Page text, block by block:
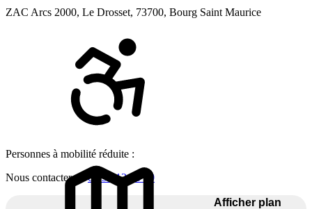
ZAC Arcs 2000, Le Drosset, 73700, Bourg Saint Maurice
Personnes à mobilité réduite :
Nous contacter au04 92 12 65 30
Afficher plan